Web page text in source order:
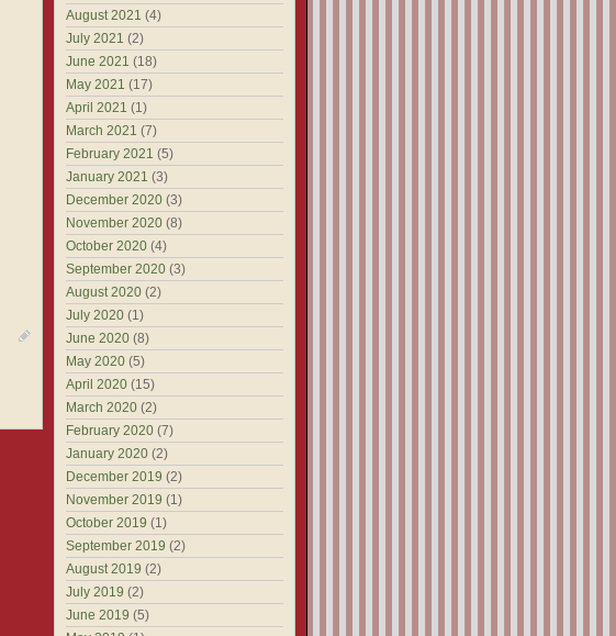
August 2021 (4)
July 2021 (2)
June 2021 (18)
May 2021 (17)
April 2021 (1)
March 2021 (7)
February 2021 (5)
January 2021 (3)
December 2020 (3)
November 2020 (8)
October 2020 (4)
September 2020 (3)
August 2020 (2)
July 2020 (1)
June 2020 (8)
May 2020 (5)
April 2020 (15)
March 2020 (2)
February 2020 (7)
January 2020 (2)
December 2019 (2)
November 2019 (1)
October 2019 (1)
September 2019 (2)
August 2019 (2)
July 2019 (2)
June 2019 (5)